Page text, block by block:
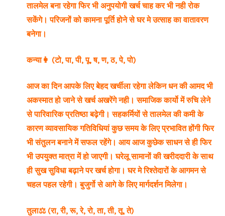
तालमेल बना रहेगा फिर भी अनुपयोगी खर्च चाह कर भी नही रोक
सकेंगे। परिजनों को कामना पूर्ति होने से घर मे उत्साह का वातावरण
बनेगा।
कन्या👩 (टो, पा, पी, पू, ष, ण, ठ, पे, पो)
आज का दिन आपके लिए बेहद खर्चीला रहेगा लेकिन धन की आमद भी
अकस्मात हो जाने से खर्च अखरेंगे नही। समाजिक कार्यो में रुचि लेने
से पारिवारिक प्रतिष्ठा बढ़ेगी। सहकर्मियों से तालमेल की कमी के
कारण व्यावसायिक गतिविधियां कुछ समय के लिए प्रभावित होंगी फिर
भी संतुलन बनाने में सफल रहेंगे। आय आज कुछेक साधन से ही फिर
भी उपयुक्त मात्रा में हो जाएगी। घरेलू सामानों की खरीददारी के साथ
ही सुख सुविधा बढ़ाने पर खर्च होगा। घर मे रिश्तेदारों के आगमन से
चहल पहल रहेगी। बुजुर्गो से आगे के लिए मार्गदर्शन मिलेगा।
तुला⚖️ (रा, री, रू, रे, रो, ता, ती, तू, ते)